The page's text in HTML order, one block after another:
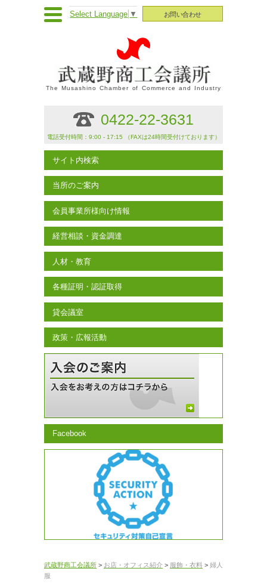
お問い合わせ
Select Language ▼
The Musashino Chamber of Commerce and Industry
0422-22-3631
電話受付時間：9:00 - 17:15 （FAXは24時間受付けております）
サイト内検索
当所のご案内
会員事業所様向け情報
経営相談・資金調達
人材・教育
各種証明・認証取得
貸会議室
政策・広報活動
Facebook
武蔵野商工会議所 > お店・オフィス紹介 > 服飾・衣料 > 婦人
服